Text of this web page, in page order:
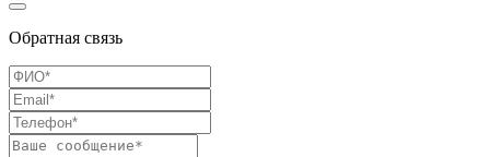
Обратная связь